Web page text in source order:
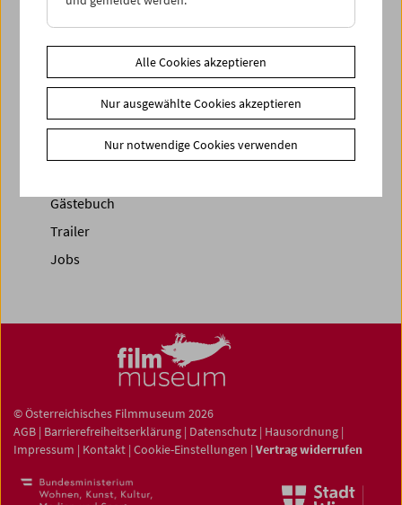
Share on
News
Newsletter
Gästebuch
Trailer
Jobs
© Österreichisches Filmmuseum 2026
AGB | Barrierefreiheitserklärung | Datenschutz | Hausordnung |
Impressum | Kontakt | Cookie-Einstellungen | Vertrag widerrufen
Alle Cookies akzeptieren
Nur ausgewählte Cookies akzeptieren
Nur notwendige Cookies verwenden